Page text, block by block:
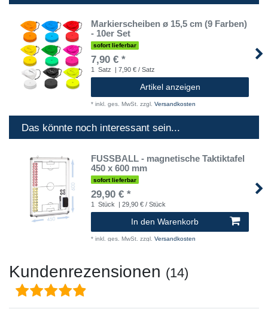
Markierscheiben ø 15,5 cm (9 Farben)
- 10er Set
sofort lieferbar
7,90 € *
1 Satz | 7,90 € / Satz
Artikel anzeigen
* inkl. ges. MwSt. zzgl. Versandkosten
Das könnte noch interessant sein...
FUSSBALL - magnetische Taktiktafel
450 x 600 mm
sofort lieferbar
29,90 € *
1 Stück | 29,90 € / Stück
In den Warenkorb
* inkl. ges. MwSt. zzgl. Versandkosten
Kundenrezensionen (14)